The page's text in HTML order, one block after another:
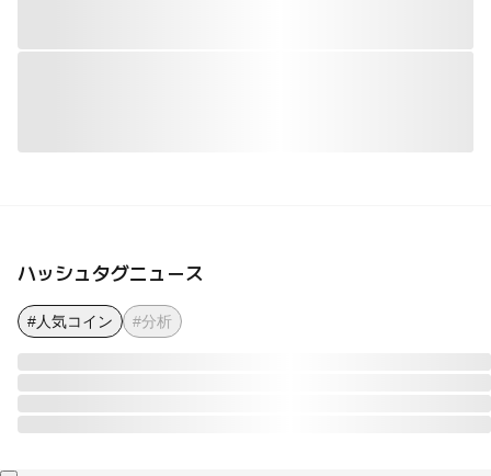
ハッシュタグニュース
#人気コイン #分析